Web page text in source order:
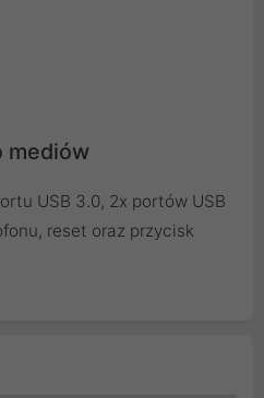
mediów
USB 3.0, 2x portów USB
reset oraz przycisk